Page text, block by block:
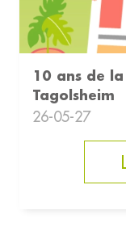
10 ans de la
Tagolsheim
26-05-27